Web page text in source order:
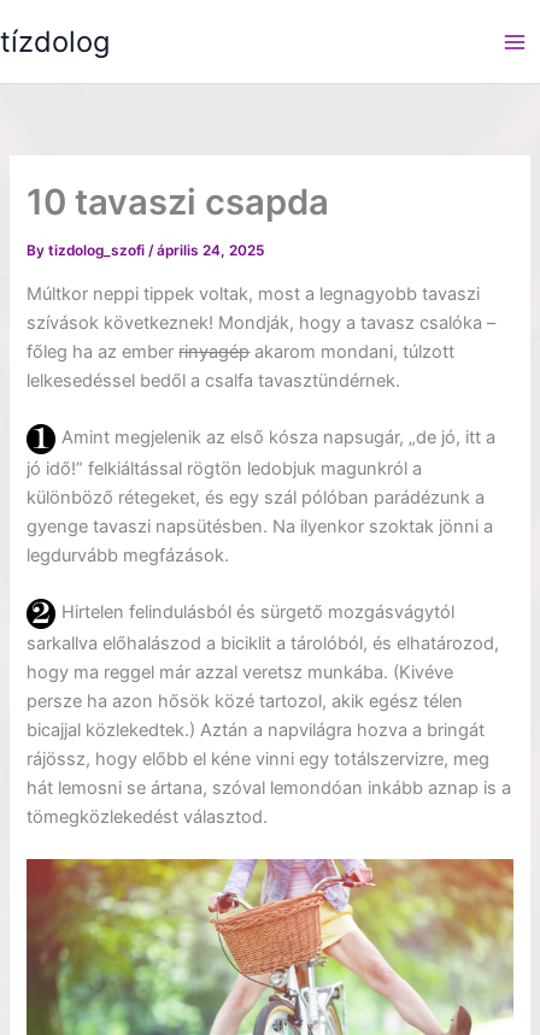
to
tízdolog
10 tavaszi csapda
Bytizdolog_szofi/április 24, 2025
Múltkor neppi tippek voltak, most a legnagyobb tavaszi
szívások következnek! Mondják, hogy a tavasz csalóka –
főleg ha az emberrinyagépakarom mondani, túlzott
lelkesedéssel bedől a csalfa tavasztündérnek.
Amint megjelenik az első kósza napsugár, „de jó, itt a
jó idő!” felkiáltással rögtön ledobjuk magunkról a
különböző rétegeket, és egy szál pólóban parádézunk a
gyenge tavaszi napsütésben. Na ilyenkor szoktak jönni a
legdurvább megfázások.
Hirtelen felindulásból és sürgető mozgásvágytól
sarkallva előhalászod a biciklit a tárolóból, és elhatározod,
hogy ma reggel már azzal veretsz munkába. (Kivéve
persze ha azon hősök közé tartozol, akik egész télen
bicajjal közlekedtek.)Aztán a napvilágra hozva a bringát
rájössz, hogy előbb el kéne vinni egy totálszervizre, meg
hát lemosni se ártana, szóval lemondóan inkább aznap is a
tömegközlekedést választod.